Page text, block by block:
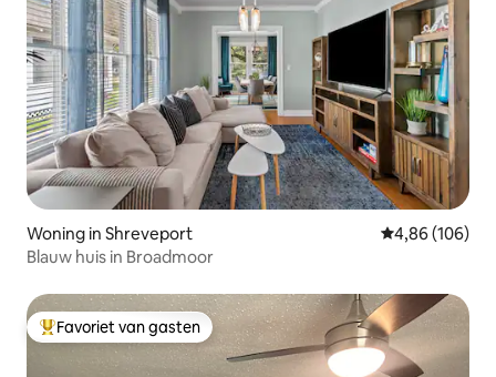
Woning in Shreveport Gemiddelde
4,86 (106)
Blauw huis in Broadmoor
Topfavoriet van gasten
Favoriet van gasten